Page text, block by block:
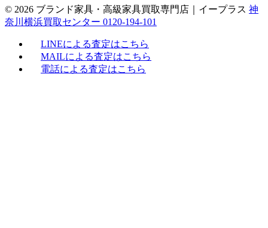
© 2026 ブランド家具・高級家具買取専門店｜イープラス 神
奈川横浜買取センター 0120-194-101
LINEによる査定はこちら
MAILによる査定はこちら
電話による査定はこちら